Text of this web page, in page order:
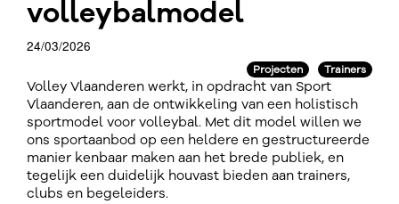
volleybalmodel
24/03/2026
Trainers
Projecten
Volley Vlaanderen werkt, in opdracht van Sport
Vlaanderen, aan de ontwikkeling van een holistisch
sportmodel voor volleybal. Met dit model willen we
ons sportaanbod op een heldere en gestructureerde
manier kenbaar maken aan het brede publiek, en
tegelijk een duidelijk houvast bieden aan trainers,
clubs en begeleiders.